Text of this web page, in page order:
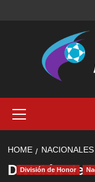
Menu
HOME NACIONALES
División de
División de Honor